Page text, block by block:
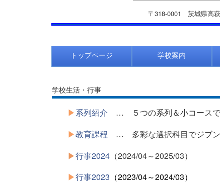
〒318-0001 茨城県高
トップページ 学校案内
学校生活・行事
▶系列紹介 …
５つの系列＆小コース
▶教育課程 …
多彩な選択科目でジブ
▶行事2024 （2024/04～2025/03）
▶行事2023 （2023/04～2024/03）